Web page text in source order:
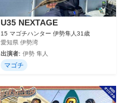
U35 NEXTAGE
15 マゴチハンター 伊勢隼人31歳
愛知県 伊勢湾
出演者: 伊勢 隼人
マゴチ